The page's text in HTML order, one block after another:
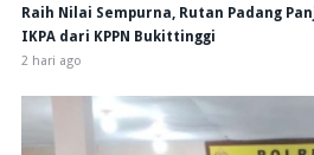
Raih Nilai Sempurna, Rutan Padang
IKPA dari KPPN Bukittinggi
2 hari ago